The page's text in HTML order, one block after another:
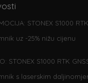
STONEX S1000
uz -25% nižu cijenu
STONEX S1000 RTK
s laserskim